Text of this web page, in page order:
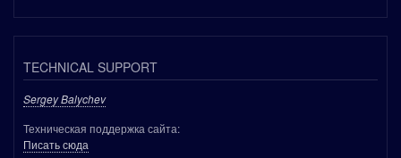
TECHNICAL SUPPORT
Sergey Balychev
Техническая поддержка сайта:
Писать сюда